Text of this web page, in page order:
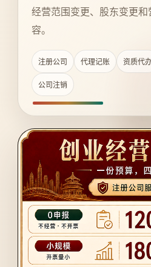
经营范围变更、股东变更
容。
注册公司 代理记账 资质代
公司注销